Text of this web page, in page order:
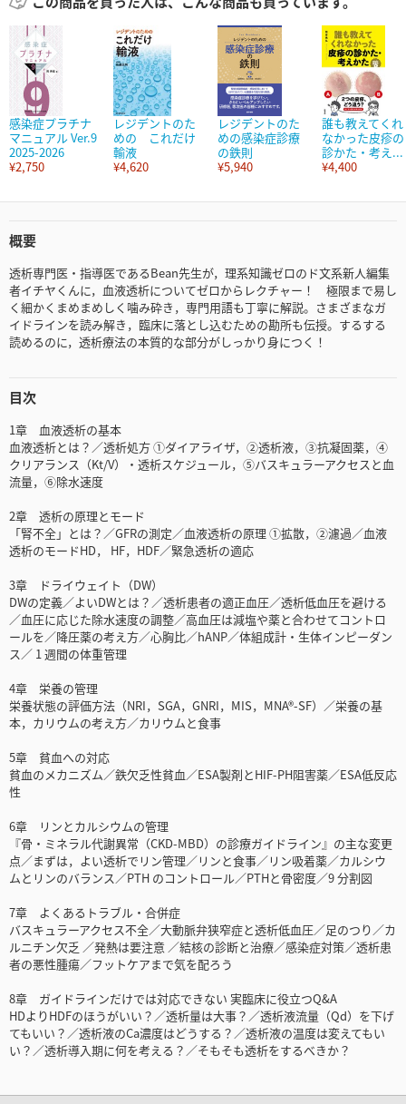
感染症プラチナ
マニュアル Ver.9
2025-2026
¥2,750
レジデントのた
めの これだけ
輸液
¥4,620
レジデントのた
めの感染症診療
の鉄則
¥5,940
誰も教えてくれ
なかった皮疹の
診かた・考え...
¥4,400
概要
透析専門医・指導医であるBean先生が，理系知識ゼロのド文系新人編集
者イチヤくんに，血液透析についてゼロからレクチャー！ 極限まで易し
く細かくまめまめしく噛み砕き，専門用語も丁寧に解説。さまざまなガ
イドラインを読み解き，臨床に落とし込むための勘所も伝授。するする
読めるのに，透析療法の本質的な部分がしっかり身につく！
目次
1章 血液透析の基本
血液透析とは？／透析処方 ①ダイアライザ，②透析液，③抗凝固薬，④
クリアランス（Kt/V）・透析スケジュール，⑤バスキュラーアクセスと血
流量，⑥除水速度
2章 透析の原理とモード
「腎不全」とは？／GFRの測定／血液透析の原理 ①拡散，②濾過／血液
透析のモードHD， HF，HDF／緊急透析の適応
3章 ドライウェイト（DW）
DWの定義／よいDWとは？／透析患者の適正血圧／透析低血圧を避ける
／血圧に応じた除水速度の調整／高血圧は減塩や薬と合わせてコントロ
ールを／降圧薬の考え方／心胸比／hANP／体組成計・生体インピーダン
ス／ 1 週間の体重管理
4章 栄養の管理
栄養状態の評価方法（NRI，SGA，GNRI，MIS，MNA®-SF）／栄養の基
本，カリウムの考え方／カリウムと食事
5章 貧血への対応
貧血のメカニズム／鉄欠乏性貧血／ESA製剤とHIF-PH阻害薬／ESA低反応
性
6章 リンとカルシウムの管理
『骨・ミネラル代謝異常（CKD-MBD）の診療ガイドライン』の主な変更
点／まずは，よい透析でリン管理／リンと食事／リン吸着薬／カルシウ
ムとリンのバランス／PTH のコントロール／PTHと骨密度／9 分割図
7章 よくあるトラブル・合併症
バスキュラーアクセス不全／大動脈弁狭窄症と透析低血圧／足のつり／カ
ルニチン欠乏 ／発熱は要注意 ／結核の診断と治療／感染症対策／透析患
者の悪性腫瘍／フットケアまで気を配ろう
8章 ガイドラインだけでは対応できない 実臨床に役立つQ&A
HDよりHDFのほうがいい？／透析量は大事？／透析液流量（Qd）を下げ
てもいい？／透析液のCa濃度はどうする？／透析液の温度は変えてもい
い？／透析導入期に何を考える？／そもそも透析をするべきか？